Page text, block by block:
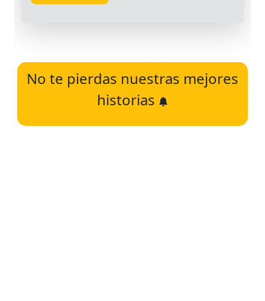
No te pierdas nuestras mejores
historias